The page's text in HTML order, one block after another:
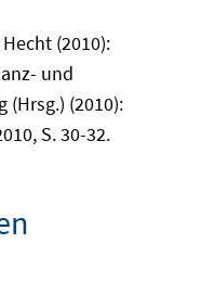
(2010):
und
(Hrsg.) (2010):
S. 30-32.